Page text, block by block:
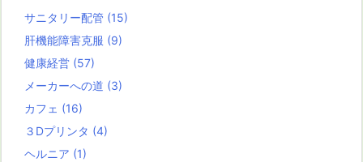
サニタリー配管 (15)
肝機能障害克服 (9)
健康経営 (57)
メーカーへの道 (3)
カフェ (16)
３Dプリンタ (4)
ヘルニア (1)